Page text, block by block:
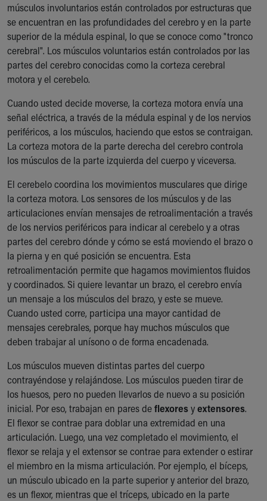
músculos involuntarios están controlados por estructuras que
se encuentran en las profundidades del cerebro y en la parte
superior de la médula espinal, lo que se conoce como "tronco
cerebral". Los músculos voluntarios están controlados por las
partes del cerebro conocidas como la corteza cerebral
motora y el cerebelo.
Cuando usted decide moverse, la corteza motora envía una
señal eléctrica, a través de la médula espinal y de los nervios
periféricos, a los músculos, haciendo que estos se contraigan.
La corteza motora de la parte derecha del cerebro controla
los músculos de la parte izquierda del cuerpo y viceversa.
El cerebelo coordina los movimientos musculares que dirige
la corteza motora. Los sensores de los músculos y de las
articulaciones envían mensajes de retroalimentación a través
de los nervios periféricos para indicar al cerebelo y a otras
partes del cerebro dónde y cómo se está moviendo el brazo o
la pierna y en qué posición se encuentra. Esta
retroalimentación permite que hagamos movimientos fluidos
y coordinados. Si quiere levantar un brazo, el cerebro envía
un mensaje a los músculos del brazo, y este se mueve.
Cuando usted corre, participa una mayor cantidad de
mensajes cerebrales, porque hay muchos músculos que
deben trabajar al unísono o de forma encadenada.
Los músculos mueven distintas partes del cuerpo
contrayéndose y relajándose. Los músculos pueden tirar de
los huesos, pero no pueden llevarlos de nuevo a su posición
inicial. Por eso, trabajan en pares deflexores yextensores.
El flexor se contrae para doblar una extremidad en una
articulación. Luego, una vez completado el movimiento, el
flexor se relaja y el extensor se contrae para extender o estirar
el miembro en la misma articulación. Por ejemplo, el bíceps,
un músculo ubicado en la parte superior y anterior del brazo,
es un flexor, mientras que el tríceps, ubicado en la parte